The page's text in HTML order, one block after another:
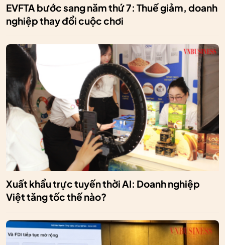
EVFTA bước sang năm thứ 7: Thuế giảm, doanh
nghiệp thay đổi cuộc chơi
Xuất khẩu trực tuyến thời AI: Doanh nghiệp
Việt tăng tốc thế nào?